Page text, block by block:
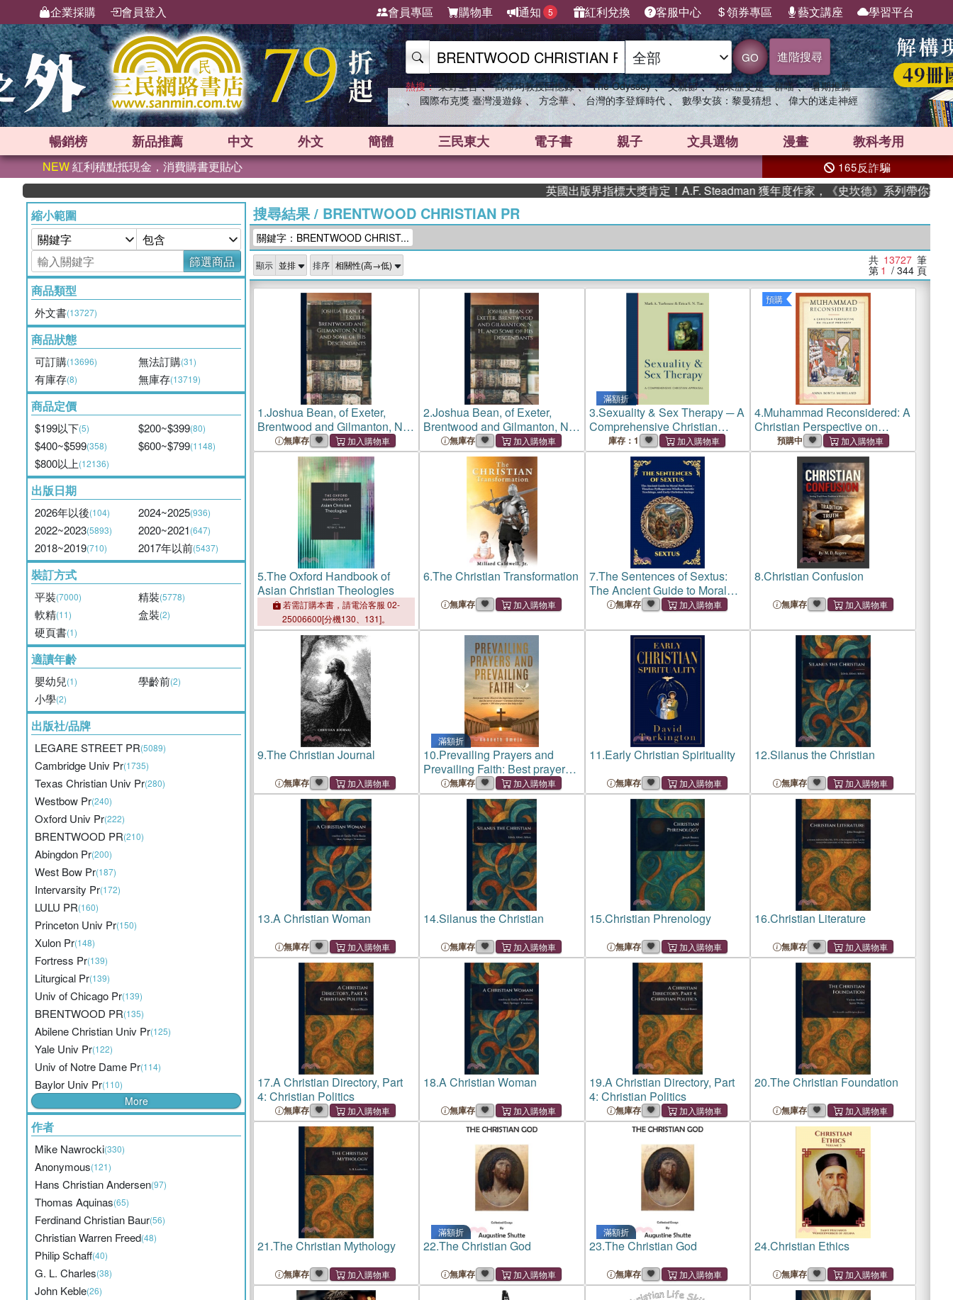
企業採購 會員登入 會員專區 購物車 通知 5 紅利兌換 客服中心 領券專區 藝文講座 學習平台
GO 進階搜尋
熱搜： 東野圭吾 、 高希均教授回憶錄 、 The Odyssey 、 父親節 、 如果歷史是一群喵 、 暑期推薦
、 國際布克獎 臺灣漫遊錄 、 方念華 、 台灣的李登輝時代 、 數學女孩：黎曼猜想 、 偉大的迷走神經
暢銷榜 新品推薦 中文 外文 簡體 三民東大 電子書 親子 文具選物 漫畫 教科考用
NEW紅利積點抵現金，消費購書更貼心 165反詐騙
英國出版界指標大獎肯定！A.F. Steadman 獲年度作家，《史坎德》系列帶你踏上熱血奇
縮小範圍
篩選商品
商品類型
外文書(13727)
商品狀態
可訂購(13696) 無法訂購(31)
有庫存(8) 無庫存(13719)
商品定價
$199以下(5) $200~$399(80)
$400~$599(358) $600~$799(1148)
$800以上(12136)
出版日期
2026年以後(104) 2024~2025(936)
2022~2023(5893) 2020~2021(647)
2018~2019(710) 2017年以前(5437)
裝訂方式
平裝(7000) 精裝(5778)
軟精(11) 盒裝(2)
硬頁書(1)
適讀年齡
嬰幼兒(1) 學齡前(2)
小學(2)
出版社/品牌
LEGARE STREET PR(5089)
Cambridge Univ Pr(1735)
Texas Christian Univ Pr(280)
Westbow Pr(240)
Oxford Univ Pr(222)
BRENTWOOD PR(210)
Abingdon Pr(200)
West Bow Pr(187)
Intervarsity Pr(172)
LULU PR(160)
Princeton Univ Pr(150)
Xulon Pr(148)
Fortress Pr(139)
Liturgical Pr(139)
Univ of Chicago Pr(139)
BRENTWOOD PR(135)
Abilene Christian Univ Pr(125)
Yale Univ Pr(122)
Univ of Notre Dame Pr(114)
Baylor Univ Pr(110)
More
作者
Mike Nawrocki(330)
Anonymous(121)
Hans Christian Andersen(97)
Thomas Aquinas(65)
Ferdinand Christian Baur(56)
Christian Warren Freed(48)
Philip Schaff(40)
G. L. Charles(38)
John Keble(26)
搜尋結果/ BRENTWOOD CHRISTIAN PR
關鍵字：BRENTWOOD CHRIST...
顯示 排序 共 13727 筆
第 1 / 344 頁
1.Joshua Bean, of Exeter,
Brentwood and Gilmanton, N.
H., and Some of his
Descendants
無庫存
2.Joshua Bean, of Exeter,
Brentwood and Gilmanton, N.
H., and Some of his
Descendants
無庫存
滿額折
3.Sexuality & Sex Therapy ─ A
Comprehensive Christian
Appraisal
庫存：1
預購
4.Muhammad Reconsidered: A
Christian Perspective on
Islamic Prophecy
預購中
5.The Oxford Handbook of
Asian Christian Theologies
若需訂購本書，請電洽客服 02-
25006600[分機130、131]。
6.The Christian Transformation
無庫存
7.The Sentences of Sextus:
The Ancient Guide to Moral
Perfection - Timeless
Teachings, and Early Christian
Sayings (Large Pr
無庫存
8.Christian Confusion
無庫存
9.The Christian Journal
無庫存
滿額折
10.Prevailing Prayers and
Prevailing Faith: Best prayer
book! Discover the importance
of fervent prayers and the
power of prayer-Christian
deliverance pr
無庫存
11.Early Christian Spirituality
無庫存
12.Silanus the Christian
無庫存
13.A Christian Woman
無庫存
14.Silanus the Christian
無庫存
15.Christian Phrenology
無庫存
16.Christian Literature
無庫存
17.A Christian Directory, Part
4: Christian Politics
無庫存
18.A Christian Woman
無庫存
19.A Christian Directory, Part
4: Christian Politics
無庫存
20.The Christian Foundation
無庫存
21.The Christian Mythology
無庫存
滿額折
22.The Christian God
無庫存
滿額折
23.The Christian God
無庫存
24.Christian Ethics
無庫存